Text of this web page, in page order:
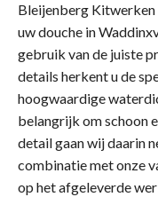
Bleijenberg
uw douche in
gebruik van de juiste
details herkent u de
hoogwaardige
belangrijk om schoon
detail gaan wij daarin
combinatie met onze
op het afgeleverde